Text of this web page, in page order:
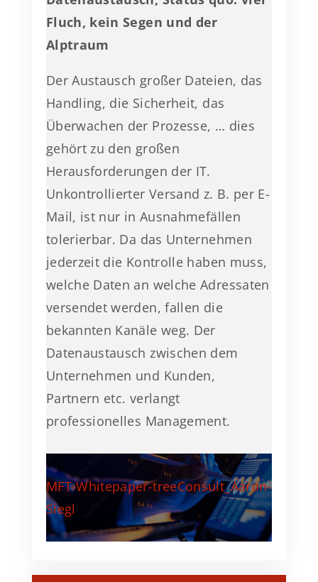
Fluch, kein Segen und der
Alptraum
Der Austausch großer Dateien, das
Handling, die Sicherheit, das
Überwachen der Prozesse, … dies
gehört zu den großen
Herausforderungen der IT.
Unkontrollierter Versand z. B. per E-
Mail, ist nur in Ausnahmefällen
tolerierbar. Da das Unternehmen
jederzeit die Kontrolle haben muss,
welche Daten an welche Adressaten
versendet werden, fallen die
bekannten Kanäle weg. Der
Datenaustausch zwischen dem
Unternehmen und Kunden,
Partnern etc. verlangt
professionelles Management.
MFT-Whitepaper-treeConsult_Aaron-
Siegl